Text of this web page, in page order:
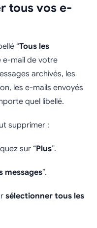
tous vos e-
“Tous les
e-mail de votre
archivés, les
les e-mails envoyés
quel libellé.
supprimer :
sur “Plus”.
messages”.
sélectionner tous les